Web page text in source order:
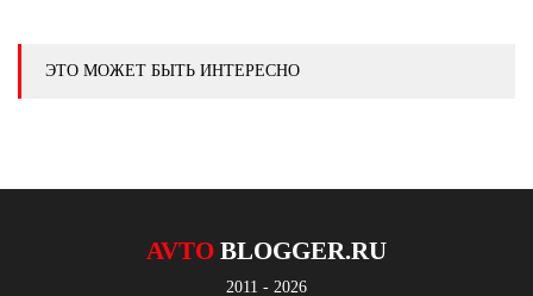
ЭТО МОЖЕТ БЫТЬ ИНТЕРЕСНО
AVTO BLOGGER.RU
2011 - 2026